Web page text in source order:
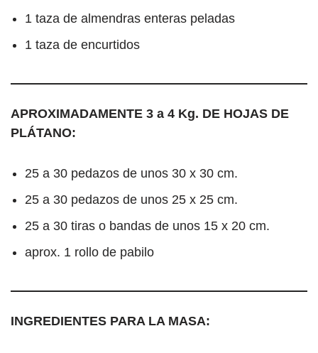
1 taza de almendras enteras peladas
1 taza de encurtidos
APROXIMADAMENTE 3 a 4 Kg. DE HOJAS DE
PLÁTANO:
25 a 30 pedazos de unos 30 x 30 cm.
25 a 30 pedazos de unos 25 x 25 cm.
25 a 30 tiras o bandas de unos 15 x 20 cm.
aprox. 1 rollo de pabilo
INGREDIENTES PARA LA MASA: